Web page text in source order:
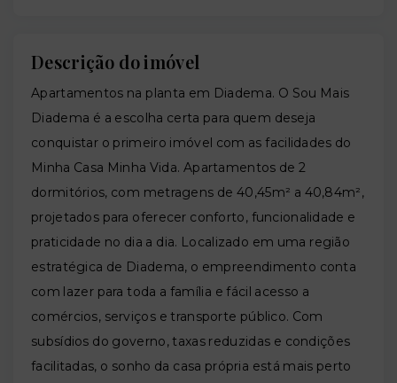
Descrição do imóvel
Apartamentos na planta em Diadema. O Sou Mais
Diadema é a escolha certa para quem deseja
conquistar o primeiro imóvel com as facilidades do
Minha Casa Minha Vida. Apartamentos de 2
dormitórios, com metragens de 40,45m² a 40,84m²,
projetados para oferecer conforto, funcionalidade e
praticidade no dia a dia. Localizado em uma região
estratégica de Diadema, o empreendimento conta
com lazer para toda a família e fácil acesso a
comércios, serviços e transporte público. Com
subsídios do governo, taxas reduzidas e condições
facilitadas, o sonho da casa própria está mais perto